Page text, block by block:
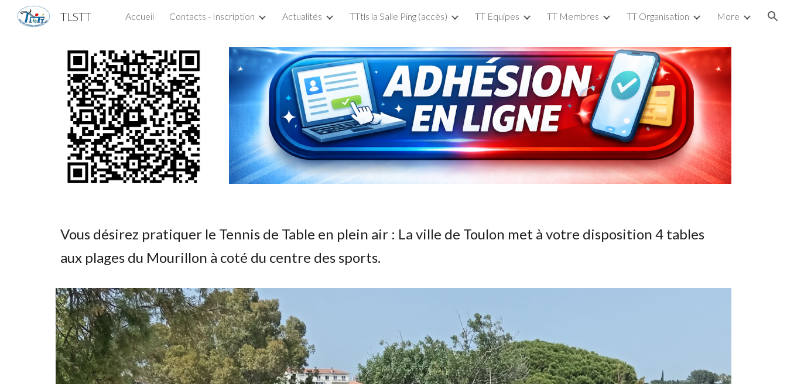
Skip to main content Skip to navigation
TLSTT Accueil Contacts - Inscription Actualités TTtls la Salle Ping (accès) TT Equipes TT Membres TT Organisation More
Vous désirez pratiquer le Tennis de Table en plein air : La ville de Toulon met à votre disposition 4 tables
aux plages du Mourillon à coté du centre des sports.